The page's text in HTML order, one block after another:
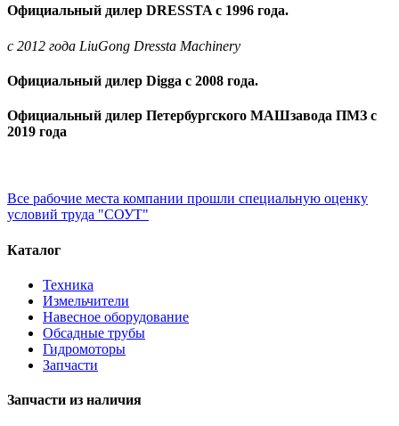
Официальный дилер DRESSTA с 1996 года.
c 2012 года LiuGong Dressta Machinery
Официальный дилер Digga с 2008 года.
Официальный дилер Петербургского МАШзавода ПМЗ с
2019 года
Все рабочие места компании прошли специальную оценку
условий труда "СОУТ"
Каталог
Техника
Измельчители
Навесное оборудование
Обсадные трубы
Гидромоторы
Запчасти
Запчасти из наличия